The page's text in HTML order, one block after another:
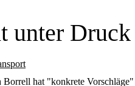
unter
hat "konkrete